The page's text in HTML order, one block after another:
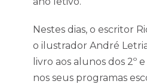
Nestes dias, o escritor
o ilustrador André
livro aos alunos dos 2º
nos seus programas